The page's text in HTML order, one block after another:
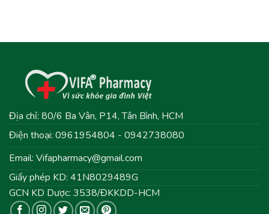
Địa chỉ: 80/6 Ba Vân, P14, Tân Bình, HCM
Điện thoại: 0961954804 - 0942738080
Email: Vifapharmacy@gmail.com
Giấy phép KD: 41N8029489G
GCN KD Dược: 3538/ĐKKDD-HCM